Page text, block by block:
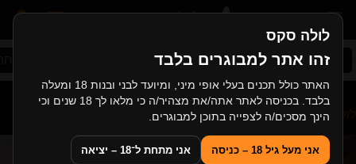
לולה סקס
זהו אתר למבוגרים בלבד
האתר כולל תכנים בעלי אופי מיני, ומיועד לבני ובנות 18 ומעלה
בלבד. בכניסה לאתר אתה/את מצהיר/ה כי מלאו לך 18 שנים וכי
הינך מסכים/ה לצפייה בתוכן למבוגרים.
אני מעל גיל 18 – כניסה אני מתחת ל־18 – יציאה
סקס ישראלי אסייתיות
לולה סקס>גייז> גייז שהם גם בני דודים חורגים מזדיינים לראשונה